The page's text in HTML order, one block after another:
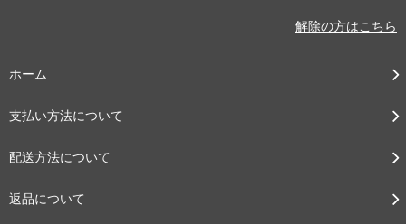
解除の方はこちら
ホーム
支払い方法について
配送方法について
返品について